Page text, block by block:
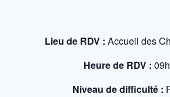
Lieu de RDV : Accueil des
Heure de RDV :
Niveau de difficulté :